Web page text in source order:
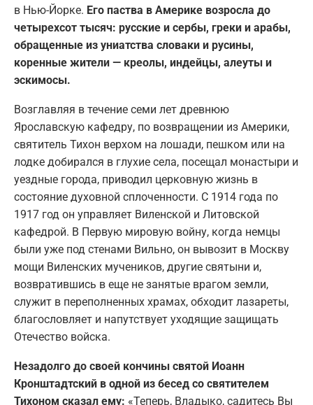
в Нью-Йорке. Его паства в Америке возросла до
четырехсот тысяч: русские и сербы, греки и арабы,
обращенные из униатства словаки и русины,
коренные жители — креолы, индейцы, алеуты и
эскимосы.
Возглавляя в течение семи лет древнюю
Ярославскую кафедру, по возвращении из Америки,
святитель Тихон верхом на лошади, пешком или на
лодке добирался в глухие села, посещал монастыри и
уездные города, приводил церковную жизнь в
состояние духовной сплоченности. С 1914 года по
1917 год он управляет Виленской и Литовской
кафедрой. В Первую мировую войну, когда немцы
были уже под стенами Вильно, он вывозит в Москву
мощи Виленских мучеников, другие святыни и,
возвратившись в еще не занятые врагом земли,
служит в переполненных храмах, обходит лазареты,
благословляет и напутствует уходящие защищать
Отечество войска.
Незадолго до своей кончины святой Иоанн
Кронштадтский в одной из бесед со святителем
Тихоном сказал ему: «Теперь, Владыко, садитесь Вы